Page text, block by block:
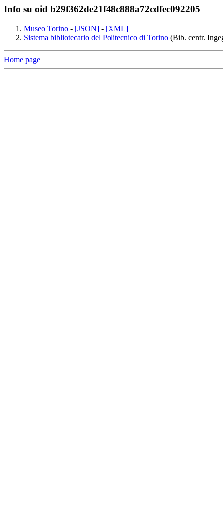
Info su oid b29f362de21f48c888a72cdfec092205
Museo Torino - [JSON] - [XML]
Sistema bibliotecario del Politecnico di Torino (Bib. centr.
Home page